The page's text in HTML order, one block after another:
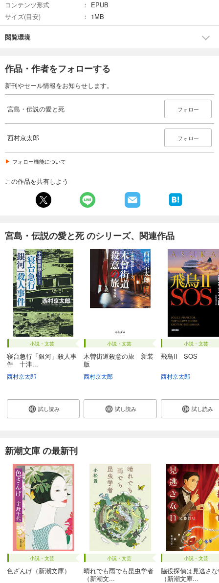
コンテンツ形式
EPUB
サイズ(目安)
1MB
閲覧環境
作品・作者をフォローする
新刊やセール情報をお知らせします。
宮島・伝説の愛と死 フォロー
西村京太郎 フォロー
フォロー機能について
この作品を共有しよう
宮島・伝説の愛と死 のシリーズ、関連作品
小説・文芸
寝台急行「銀河」殺人事
件 十津...
西村京太郎
試し読み
小説・文芸
木曽街道殺意の旅 新装
版
西村京太郎
試し読み
小説・文芸
飛鳥II SOS
西村京太郎
試し読み
新潮文庫 の最新刊
小説・文芸
色ざんげ（新潮文庫）
小説・文芸
晴れでも雨でも昆虫学者
（新潮文...
小説・文芸
脇役探偵は見逃さ
（新潮文庫...